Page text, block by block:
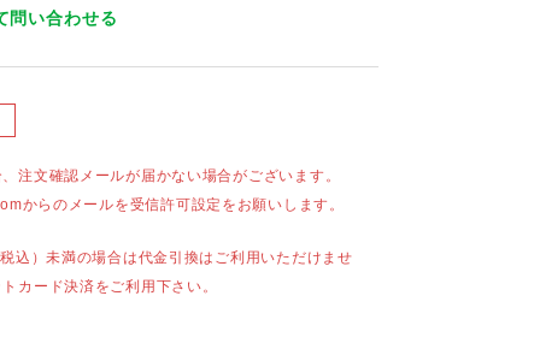
問い合わせる
注文確認メールが届かない場合がございます。
からのメールを受信許可設定をお願いします。
込）未満の場合は代金引換はご利用いただけませ
カード決済をご利用下さい。